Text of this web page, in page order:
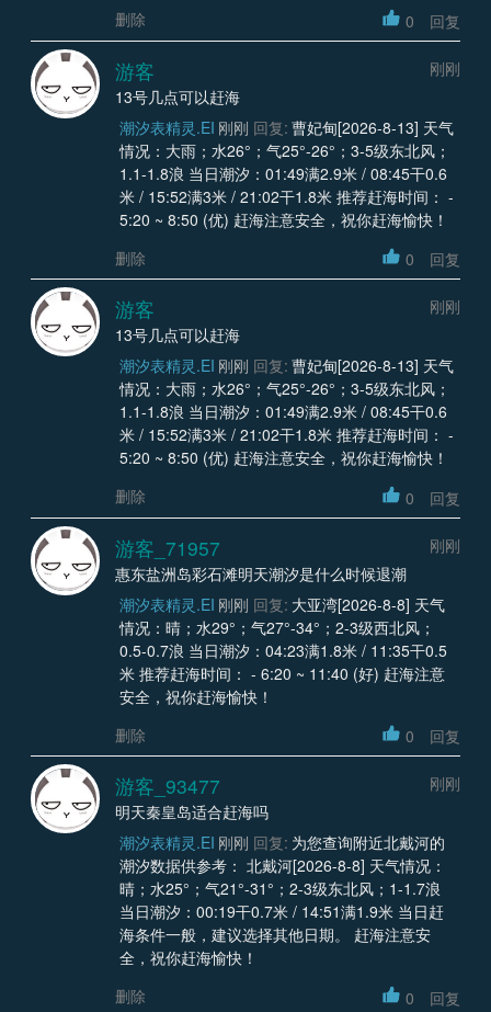
删除 0 回复
游客
刚刚
13号几点可以赶海
潮汐表精灵.EI 刚刚 回复: 曹妃甸[2026-8-13] 天气
情况：大雨；水26°；气25°-26°；3-5级东北风；
1.1-1.8浪 当日潮汐：01:49满2.9米 / 08:45干0.6
米 / 15:52满3米 / 21:02干1.8米 推荐赶海时间： -
5:20 ~ 8:50 (优) 赶海注意安全，祝你赶海愉快！
删除
0 回复
游客
刚刚
13号几点可以赶海
潮汐表精灵.EI 刚刚 回复: 曹妃甸[2026-8-13] 天气
情况：大雨；水26°；气25°-26°；3-5级东北风；
1.1-1.8浪 当日潮汐：01:49满2.9米 / 08:45干0.6
米 / 15:52满3米 / 21:02干1.8米 推荐赶海时间： -
5:20 ~ 8:50 (优) 赶海注意安全，祝你赶海愉快！
删除
0 回复
游客_71957
刚刚
惠东盐洲岛彩石滩明天潮汐是什么时候退潮
潮汐表精灵.EI 刚刚 回复: 大亚湾[2026-8-8] 天气
情况：晴；水29°；气27°-34°；2-3级西北风；
0.5-0.7浪 当日潮汐：04:23满1.8米 / 11:35干0.5
米 推荐赶海时间： - 6:20 ~ 11:40 (好) 赶海注意
安全，祝你赶海愉快！
删除
0 回复
游客_93477
刚刚
明天秦皇岛适合赶海吗
潮汐表精灵.EI 刚刚 回复: 为您查询附近北戴河的
潮汐数据供参考： 北戴河[2026-8-8] 天气情况：
晴；水25°；气21°-31°；2-3级东北风；1-1.7浪
当日潮汐：00:19干0.7米 / 14:51满1.9米 当日赶
海条件一般，建议选择其他日期。 赶海注意安
全，祝你赶海愉快！
删除
0 回复